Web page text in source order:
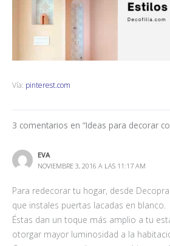
Vía: pinterest.com
3 comentarios en “Ideas para decorar
EVA
NOVIEMBRE 3, 2016 A LAS 11:17 AM
Para redecorar tu hogar, desde
que instales puertas lacadas en blanco.
Éstas dan un toque más amplio a tu
otorgar mayor luminosidad a la